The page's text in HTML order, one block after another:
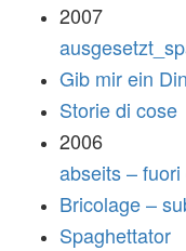
2007
Gib mir ein
Storie di cose
2006
abseits – fuori
Bricolage –
Spaghettator